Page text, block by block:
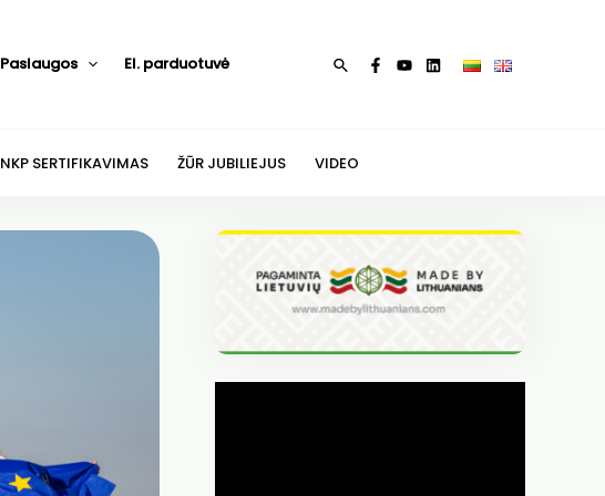
Paslaugos El. parduotuvė Paieška
NKP SERTIFIKAVIMAS ŽŪR JUBILIEJUS VIDEO